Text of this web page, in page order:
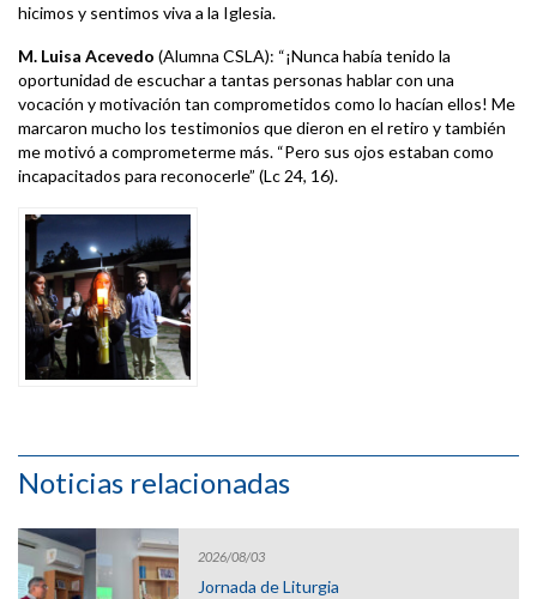
hicimos y sentimos viva a la Iglesia.
M. Luisa Acevedo (Alumna CSLA): “¡Nunca había tenido la
oportunidad de escuchar a tantas personas hablar con una
vocación y motivación tan comprometidos como lo hacían ellos! Me
marcaron mucho los testimonios que dieron en el retiro y también
me motivó a comprometerme más. “Pero sus ojos estaban como
incapacitados para reconocerle” (Lc 24, 16).
Noticias relacionadas
2026/08/03
Jornada de Liturgia